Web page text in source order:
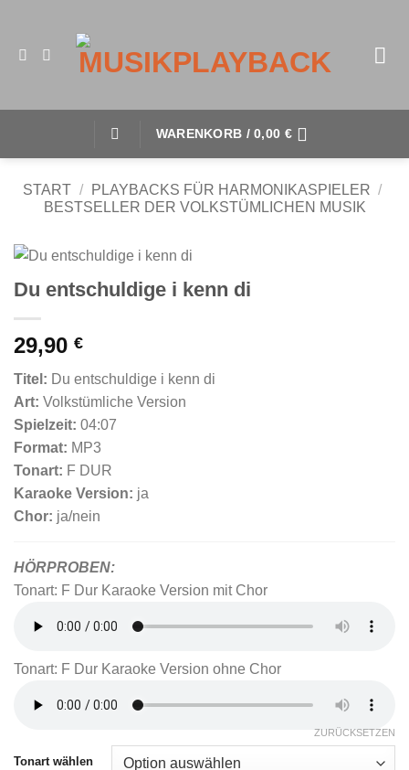
WARENKORB /0,00 €
START / PLAYBACKS FÜR HARMONIKASPIELER /
BESTSELLER DER VOLKSTÜMLICHEN MUSIK
Du entschuldige i kenn di
29,90 €
Titel: Du entschuldige i kenn di
Art: Volkstümliche Version
Spielzeit: 04:07
Format: MP3
Tonart: F DUR
Karaoke Version: ja
Chor: ja/nein
HÖRPROBEN:
Tonart: F Dur Karaoke Version mit Chor
Tonart: F Dur Karaoke Version ohne Chor
Tonart wählen
ZURÜCKSETZEN